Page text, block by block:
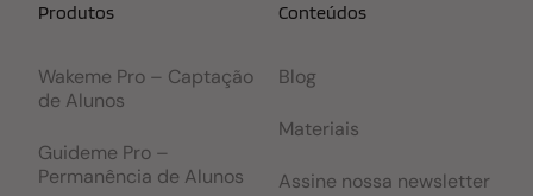
Produtos
Wakeme Pro – Captação
de Alunos
Guideme Pro –
Permanência de Alunos
Conteúdos
Blog
Materiais
Assine nossa newsletter